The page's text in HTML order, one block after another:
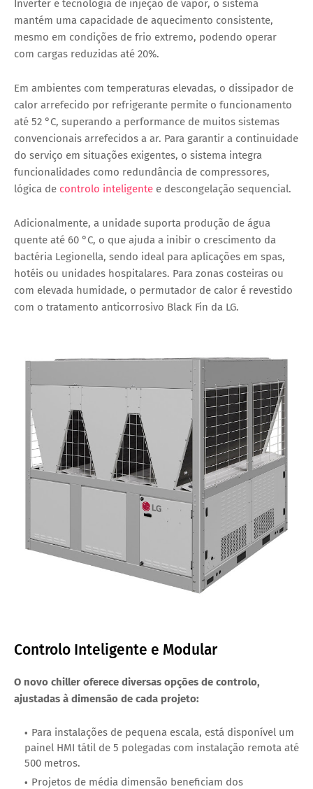
Inverter e tecnologia de injeção de vapor, o sistema
mantém uma capacidade de aquecimento consistente,
mesmo em condições de frio extremo, podendo operar
com cargas reduzidas até 20%.
Em ambientes com temperaturas elevadas, o dissipador de
calor arrefecido por refrigerante permite o funcionamento
até 52 °C, superando a performance de muitos sistemas
convencionais arrefecidos a ar. Para garantir a continuidade
do serviço em situações exigentes, o sistema integra
funcionalidades como redundância de compressores,
lógica de controlo inteligente e descongelação sequencial.
Adicionalmente, a unidade suporta produção de água
quente até 60 °C, o que ajuda a inibir o crescimento da
bactéria Legionella, sendo ideal para aplicações em spas,
hotéis ou unidades hospitalares. Para zonas costeiras ou
com elevada humidade, o permutador de calor é revestido
com o tratamento anticorrosivo Black Fin da LG.
Controlo Inteligente e Modular
O novo chiller oferece diversas opções de controlo,
ajustadas à dimensão de cada projeto:
Para instalações de pequena escala, está disponível um
painel HMI tátil de 5 polegadas com instalação remota até
500 metros.
Projetos de média dimensão beneficiam dos